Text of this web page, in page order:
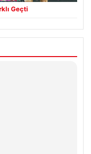
Geçti